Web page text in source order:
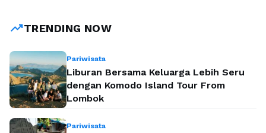
trending_upTRENDING NOW
Pariwisata
Liburan Bersama Keluarga Lebih Seru
dengan Komodo Island Tour From
Lombok
Pariwisata